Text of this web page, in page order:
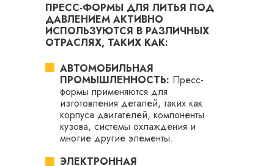
АВТОМОБИЛЬНАЯ
ПРОМЫШЛЕННОСТЬ: Пресс-
формы применяются для
изготовления деталей, таких как
корпуса двигателей, компоненты
кузова, системы охлаждения и
многие другие элементы.
ЭЛЕКТРОННАЯ
ПРЕСС-ФОРМЫ ДЛЯ ЛИТЬЯ ПОД
ДАВЛЕНИЕМ АКТИВНО
ИСПОЛЬЗУЮТСЯ В РАЗЛИЧНЫХ
ОТРАСЛЯХ, ТАКИХ КАК: